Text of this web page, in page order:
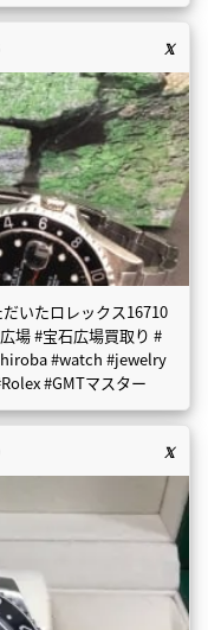
いたロレックス16710
場 #宝石広場買取り #
#watch #jewelry
#GMTマスター